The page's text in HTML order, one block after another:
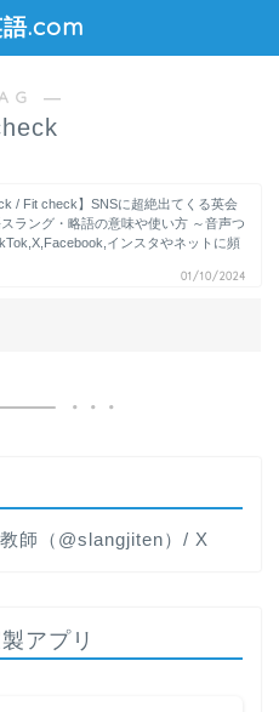
.com
―
/ Fit check】SNSに超絶出てくる英会
ラング・略語の意味や使い方 ～音声つ
インスタやネットに頻
01/10/2024
師（@slangjiten）/ X
アプリ